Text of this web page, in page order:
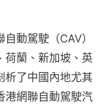
動駕駛（CAV）
荷蘭、新加坡、英
析了中國內地尤其
港網聯自動駕駛汽